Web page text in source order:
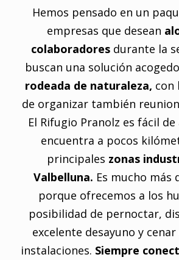
Hemos pensado en un
empresas que desean
colaboradoresdurante la
buscan una solución
rodeada de naturaleza, con
de organizar también
El Rifugio Pranolz es fácil de
encuentra a pocos
principales zonas
Valbelluna. Es mucho más
porque ofrecemos a los
posibilidad de pernoctar,
excelente desayuno y
instalaciones. Siempre